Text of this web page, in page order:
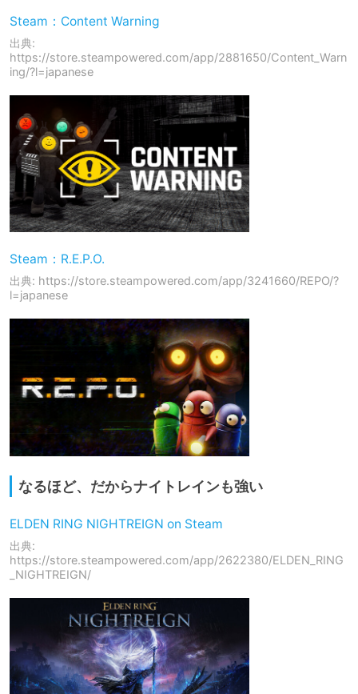
Steam：Content Warning
出典:
https://store.steampowered.com/app/2881650/Content_Warn
ing/?l=japanese
Steam：R.E.P.O.
出典: https://store.steampowered.com/app/3241660/REPO/?
l=japanese
なるほど、だからナイトレインも強い
ELDEN RING NIGHTREIGN on Steam
出典:
https://store.steampowered.com/app/2622380/ELDEN_RING
_NIGHTREIGN/